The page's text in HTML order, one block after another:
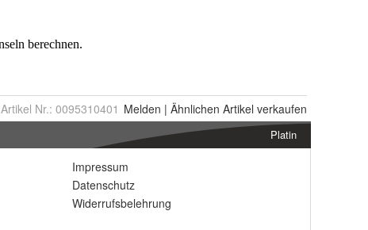
Artikel Nr.: 0095310401 Melden | Ähnlichen Artikel verkaufen
Platin
Impressum
Datenschutz
Widerrufsbelehrung